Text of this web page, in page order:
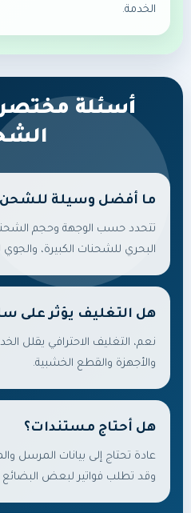
الخدمة.
أسئلة
ما أفضل وسيلة
تتحدد حسب الوجهة وحجم
البحري للشحنات الكبيرة، والجوي
هل التغليف يؤثر على
نعم، التغليف الاحترافي يقلل
والأجهزة والقطع الخشبية.
هل أحتاج مستندات؟
عادة تحتاج إلى بيانات المرسل
وقد تطلب فواتير لبعض البضائع